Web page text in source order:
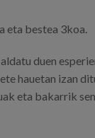
eta bestea 3koa.
duen
hauetan izan
eta bakarrik